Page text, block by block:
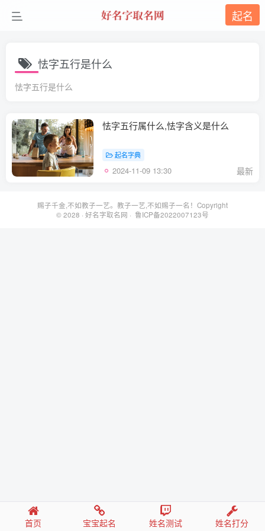
起名
怯字五行是什么
怯字五行是什么
怯字五行属什么,怯字含义是什么
起名字典
2024-11-09 13:30 最新
赐子千金,不如教子一艺。教子一艺,不如赐子一名！Copyright
© 2028 · 好名字取名网 · 鲁ICP备2022007123号
首页 宝宝起名 姓名测试 姓名打分